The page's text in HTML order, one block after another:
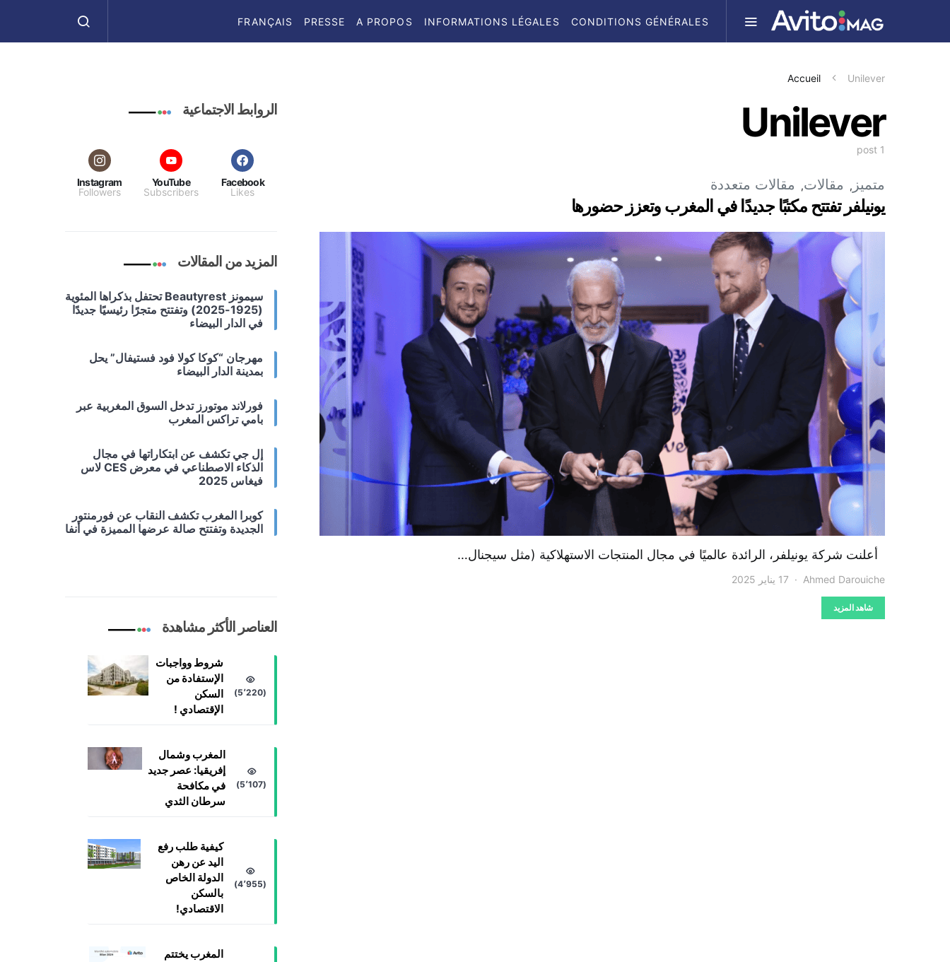
CONDITIONS GÉNÉRALES
INFORMATIONS LÉGALES
A PROPOS
PRESSE
FRANÇAIS
Accueil Unilever
Unilever
1 post
متميز مقالات مقالات متعددة
يونيلفر تفتتح مكتبًا جديدًا في المغرب وتعزز حضورها
أعلنت شركة يونيلفر، الرائدة عالميًا في مجال المنتجات الاستهلاكية (مثل سيجنال…
Ahmed Darouiche 17 يناير 2025
شاهد المزيد
الروابط الاجتماعية
Facebook
Likes
YouTube
Subscribers
Instagram
Followers
المزيد من المقالات
سيمونز Beautyrest تحتفل بذكراها المئوية
(1925-2025) وتفتتح متجرًا رئيسيًا جديدًا
في الدار البيضاء
مهرجان “كوكا كولا فود فستيفال” يحل
بمدينة الدار البيضاء
فورلاند موتورز تدخل السوق المغربية عبر
بامي تراكس المغرب
إل جي تكشف عن ابتكاراتها في مجال
الذكاء الاصطناعي في معرض CES لاس
فيغاس 2025
كوبرا المغرب تكشف النقاب عن فورمنتور
الجديدة وتفتتح صالة عرضها المميزة في أنفا
العناصر الأكثر مشاهدة
شروط وواجبات
الإستفادة من
السكن
الإقتصادي !
(5٬220)
المغرب وشمال
إفريقيا: عصر جديد
في مكافحة
سرطان الثدي
(5٬107)
كيفية طلب رفع
اليد عن رهن
الدولة الخاص
بالسكن
الاقتصادي!
(4٬955)
المغرب يختتم